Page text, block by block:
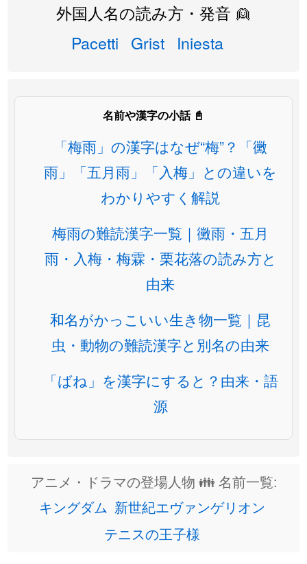
外国人名の読み方・発音 👱
Pacetti Grist Iniesta
名前や漢字の小話 📓
「梅雨」の漢字はなぜ“梅”？「黴
雨」「五月雨」「入梅」との違いを
わかりやすく解説
梅雨の難読漢字一覧｜黴雨・五月
雨・入梅・梅霖・栗花落の読み方と
由来
和名がかっこいい生き物一覧｜昆
虫・動物の難読漢字と別名の由来
「ばね」を漢字にすると？由来・語
源
アニメ・ドラマの登場人物 👪 名前一覧:
キングダム 新世紀エヴァンゲリオン
テニスの王子様